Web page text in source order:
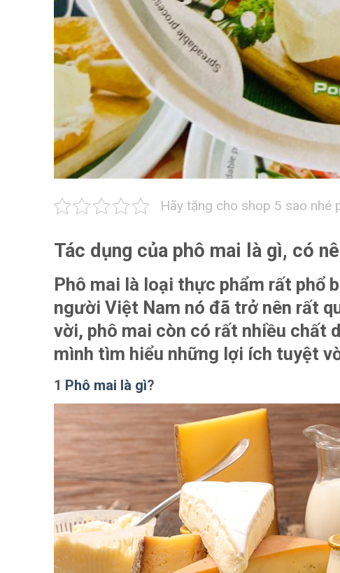
Hãy tặng cho shop 5 sao nhé
Tác dụng của phô mai là gì, có
Phô mai là loại thực phẩm rất phổ
người Việt Nam nó đã trở nên rất
vời, phô mai còn có rất nhiều chất
mình tìm hiểu những lợi ích tuyệt
1 Phô mai là gì?